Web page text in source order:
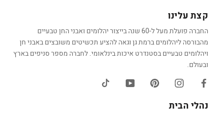
קצת עלינו
החברה פועלת מעל ל-60 שנה בייצור יהלומים ואבני החן טבעיים
מהבורסה ליהלומים ברמת גן וגאה להציע תכשיטים משובצים באבני חן
ויהלומים טבעיים בסטנדרט איכות בינלאומי. לחברה מספר סניפים בארץ
ובעולם.
נהלי הבית